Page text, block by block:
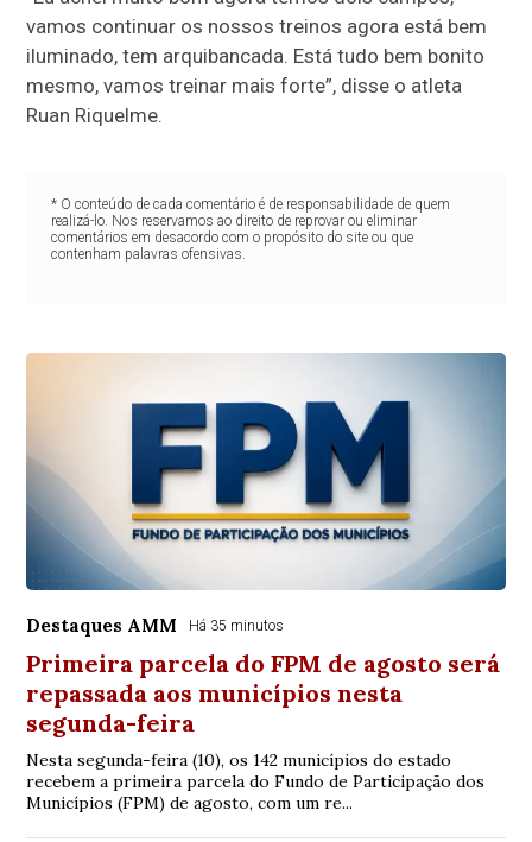
vamos continuar os nossos treinos agora está bem
iluminado, tem arquibancada. Está tudo bem bonito
mesmo, vamos treinar mais forte”, disse o atleta
Ruan Riquelme.
* O conteúdo de cada comentário é de responsabilidade de quem
realizá-lo. Nos reservamos ao direito de reprovar ou eliminar
comentários em desacordo com o propósito do site ou que
contenham palavras ofensivas.
Destaques AMM Há 35 minutos
Primeira parcela do FPM de agosto será
repassada aos municípios nesta
segunda-feira
Nesta segunda-feira (10), os 142 municípios do estado
recebem a primeira parcela do Fundo de Participação dos
Municípios (FPM) de agosto, com um re...